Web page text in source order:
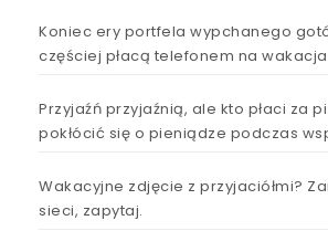
Koniec ery portfela wypchanego
częściej płacą telefonem na
Przyjaźń przyjaźnią, ale kto płaci za
pokłócić się o pieniądze podczas
Wakacyjne zdjęcie z przyjaciółmi?
sieci, zapytaj.